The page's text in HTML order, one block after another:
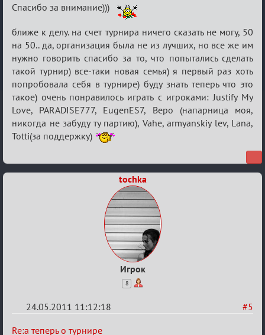
Спасибо за внимание)))
ближе к делу. на счет турнира ничего сказать не могу, 50
на 50.. да, организация была не из лучших, но все же им
нужно говорить спасибо за то, что попытались сделать
такой турнир) все-таки новая семья) я первый раз хоть
попробовала себя в турнире) буду знать теперь что это
такое) очень понравилось играть с игроками: Justify My
Love, PARADISE777, EugenES7, Веро (напарница моя,
никогда не забуду ту партию), Vahe, armyanskiy lev, Lana,
Totti(за поддержку)
tochka
Игрок
8
#5
24.05.2011 11:12:18
Re:а теперь о турнире